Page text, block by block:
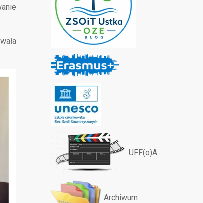
UFF(o)A
Archiwum